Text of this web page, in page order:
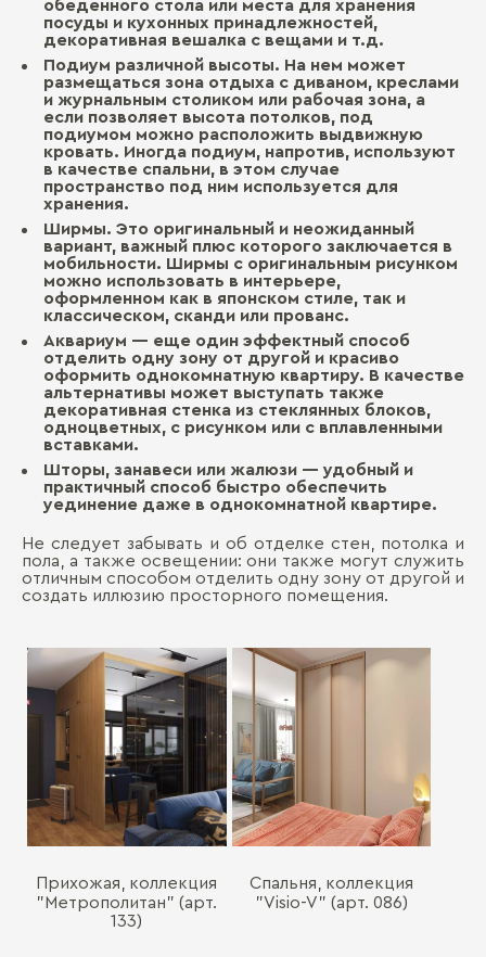
обеденного стола или места для хранения
посуды и кухонных принадлежностей,
декоративная вешалка с вещами и т.д.
Подиум различной высоты. На нем может
размещаться зона отдыха с диваном, креслами
и журнальным столиком или рабочая зона, а
если позволяет высота потолков, под
подиумом можно расположить выдвижную
кровать. Иногда подиум, напротив, используют
в качестве спальни, в этом случае
пространство под ним используется для
хранения.
Ширмы. Это оригинальный и неожиданный
вариант, важный плюс которого заключается в
мобильности. Ширмы с оригинальным рисунком
можно использовать в интерьере,
оформленном как в японском стиле, так и
классическом, сканди или прованс.
Аквариум ― еще один эффектный способ
отделить одну зону от другой и красиво
оформить однокомнатную квартиру. В качестве
альтернативы может выступать также
декоративная стенка из стеклянных блоков,
одноцветных, с рисунком или с вплавленными
вставками.
Шторы, занавеси или жалюзи ― удобный и
практичный способ быстро обеспечить
уединение даже в однокомнатной квартире.
Не следует забывать и об отделке стен, потолка и
пола, а также освещении: они также могут служить
отличным способом отделить одну зону от другой и
создать иллюзию просторного помещения.
Прихожая, коллекция
"Метрополитан" (арт.
133)
Спальня, коллекция
"Visio-V" (арт. 086)